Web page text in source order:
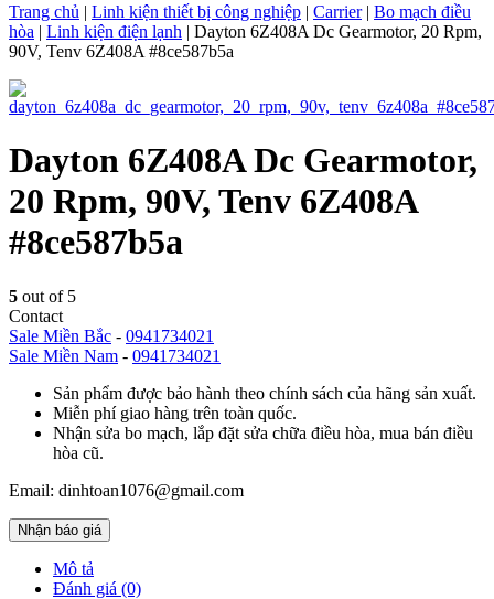
Trang chủ | Linh kiện thiết bị công nghiệp | Carrier| Bo mạch điều
hòa | Linh kiện điện lạnh | Dayton 6Z408A Dc Gearmotor, 20 Rpm,
90V, Tenv 6Z408A #8ce587b5a
Dayton 6Z408A Dc Gearmotor,
20 Rpm, 90V, Tenv 6Z408A
#8ce587b5a
5 out of 5
Contact
Sale Miền Bắc - 0941734021
Sale Miền Nam - 0941734021
Sản phẩm được bảo hành theo chính sách của hãng sản xuất.
Miễn phí giao hàng trên toàn quốc.
Nhận sửa bo mạch, lắp đặt sửa chữa điều hòa, mua bán điều
hòa cũ.
Email: dinhtoan1076@gmail.com
Nhận báo giá
Mô tả
Đánh giá (0)